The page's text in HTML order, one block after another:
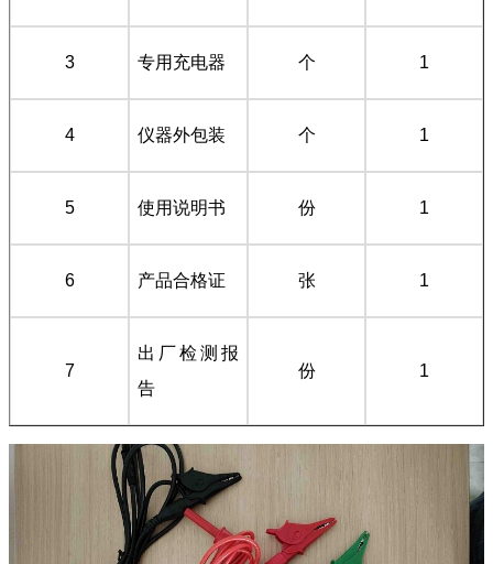
3 专用充电器 个 1
4 仪器外包装 个 1
5 使用说明书 份 1
6 产品合格证 张 1
7
出厂检测报
告
份 1